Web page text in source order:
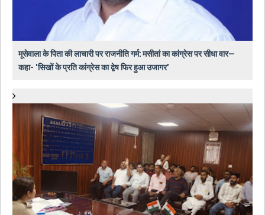
मूसेवाला के पिता की लाचारी पर राजनीति गर्म: मसीतां का कांग्रेस पर सीधा वार—
कहा- 'सिखों के प्रति कांग्रेस का द्वेष फिर हुआ उजागर'